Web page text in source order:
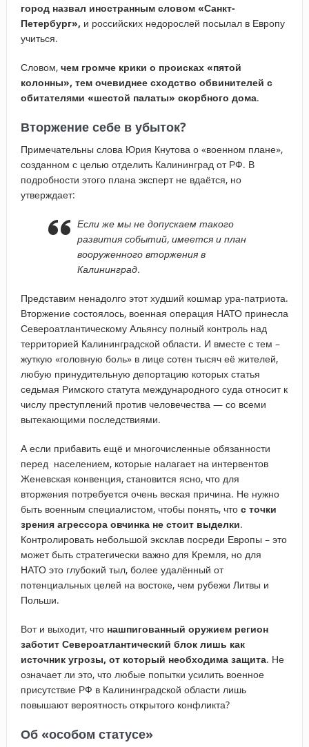
город назвал иностранным словом «Санкт-
Петербург», и российских недорослей посылал в Европу
учиться.
Словом, чем громче крики о происках «пятой
колонны», тем очевиднее сходство обвинителей с
обитателями «шестой палаты» скорбного дома.
Вторжение себе в убыток?
Примечательны слова Юрия Кнутова о «военном плане»,
созданном с целью отделить Калининград от РФ. В
подробности этого плана эксперт не вдаётся, но
утверждает:
Если же мы не допускаем такого
развития событий, имеется и план
вооруженного вторжения в
Калининград.
Представим ненадолго этот худший кошмар ура-патриота.
Вторжение состоялось, военная операция НАТО принесла
Североатлантическому Альянсу полный контроль над
территорией Калининградской области. И вместе с тем –
жуткую «головную боль» в лице сотен тысяч её жителей,
любую принудительную депортацию которых статья
седьмая Римского статута международного суда относит к
числу преступлений против человечества — со всеми
вытекающими последствиями.
А если прибавить ещё и многочисленные обязанности
перед населением, которые налагает на интервентов
Женевская конвенция, становится ясно, что для
вторжения потребуется очень веская причина. Не нужно
быть военным специалистом, чтобы понять, что с точки
зрения агрессора овчинка не стоит выделки.
Контролировать небольшой эксклав посреди Европы – это
может быть стратегически важно для Кремля, но для
НАТО это глубокий тыл, более удалённый от
потенциальных целей на востоке, чем рубежи Литвы и
Польши.
Вот и выходит, что нашпигованный оружием регион
заботит Североатлантический блок лишь как
источник угрозы, от который необходима защита. Не
означает ли это, что любые попытки усилить военное
присутствие РФ в Калининградской области лишь
повышают вероятность открытого конфликта?
Об «особом статусе»